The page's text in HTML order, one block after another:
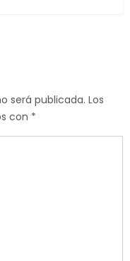
será publicada. Los
con *